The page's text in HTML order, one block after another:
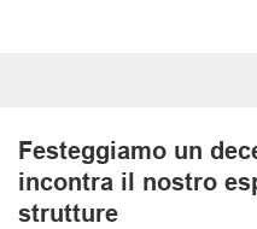
Festeggiamo un
incontra il nostro
strutture